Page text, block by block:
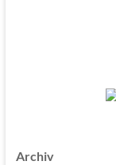
Archiv